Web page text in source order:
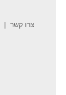
צרו קשר